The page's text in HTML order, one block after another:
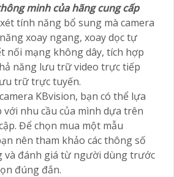
minh của hãng cung cấp
tính năng bổ sung mà camera
xoay ngang, xoay dọc tự
nối mạng không dây, tích hợp
năng lưu trữ video trực tiếp
trữ trực tuyến.
KBvision, bạn có thể lựa
nhu cầu của mình dựa trên
Để chọn mua một mẫu
nên tham khảo các thông số
và đánh giá từ người dùng trước
đúng đắn.